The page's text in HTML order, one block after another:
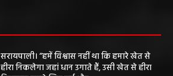
सरायपाली। “हमें विश्वास नहीं था कि हमारे खेत से
हीरा निकलेगा जहां धान उगाते हैं, उसी खेत से हीरा